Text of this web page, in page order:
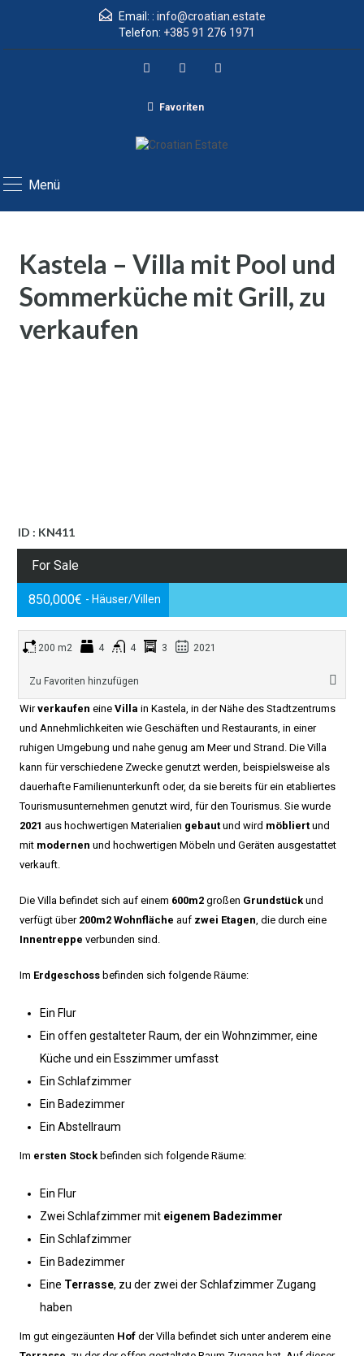
Email: : info@croatian.estate
Telefon: +385 91 276 1971
Favoriten
Menü
Kastela – Villa mit Pool und
Sommerküche mit Grill, zu
verkaufen
ID : KN411
For Sale
850,000€ - Häuser/Villen
200 m2 4 4 3 2021
Zu Favoriten hinzufügen
Wirverkaufen eine Villa in Kastela, in der Nähe des Stadtzentrums
und Annehmlichkeiten wie Geschäften und Restaurants, in einer
ruhigen Umgebung und nahe genug am Meer und Strand. Die Villa
kann für verschiedene Zwecke genutzt werden, beispielsweise als
dauerhafte Familienunterkunft oder, da sie bereits für ein etabliertes
Tourismusunternehmen genutzt wird, für den Tourismus. Sie wurde
2021 aus hochwertigen Materialien gebaut und wird möbliert und
mit modernen und hochwertigen Möbeln und Geräten ausgestattet
verkauft.
Die Villa befindet sich auf einem 600m2 großen Grundstückund
verfügt über 200m2 Wohnfläche auf zwei Etagen, die durch eine
Innentreppe verbunden sind.
Im Erdgeschoss befinden sich folgende Räume:
Ein Flur
Ein offen gestalteter Raum, der ein Wohnzimmer, eine
Küche und ein Esszimmer umfasst
Ein Schlafzimmer
Ein Badezimmer
Ein Abstellraum
Im ersten Stockbefinden sich folgende Räume:
Ein Flur
Zwei Schlafzimmer mit eigenem Badezimmer
Ein Schlafzimmer
Ein Badezimmer
Eine Terrasse, zu der zwei der Schlafzimmer Zugang
haben
Im gut eingezäunten Hof der Villa befindet sich unter anderem eine